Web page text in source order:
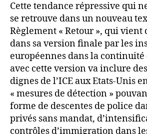
Cette tendance répressive qui
se retrouve dans un nouveau
Règlement « Retour », qui vient
dans sa version finale par les
européennes dans la continuité
avec cette version va inclure
dignes de l’ICE aux Etats-Unis
« mesures de détection »
forme de descentes de police
privés sans mandat,
contrôles d’immigration dans